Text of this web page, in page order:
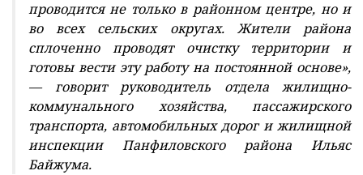
проводится не только в районном центре, но и
во всех сельских округах. Жители района
сплоченно проводят очистку территории и
готовы вести эту работу на постоянной основе»,
— говорит руководитель отдела жилищно-
коммунального хозяйства, пассажирского
транспорта, автомобильных дорог и жилищной
инспекции Панфиловского района Ильяс
Байжума.